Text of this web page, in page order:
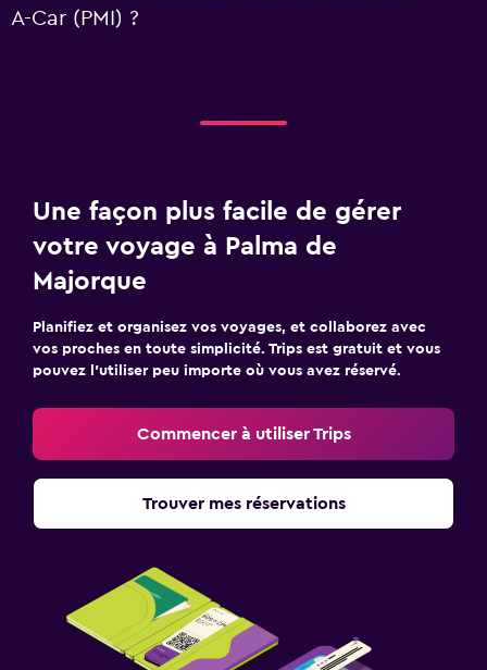
A-Car (PMI) ?
Une façon plus facile de gérer
votre voyage à Palma de
Majorque
Planifiez et organisez vos voyages, et collaborez avec
vos proches en toute simplicité. Trips est gratuit et vous
pouvez l’utiliser peu importe où vous avez réservé.
Commencer à utiliser Trips
Trouver mes réservations